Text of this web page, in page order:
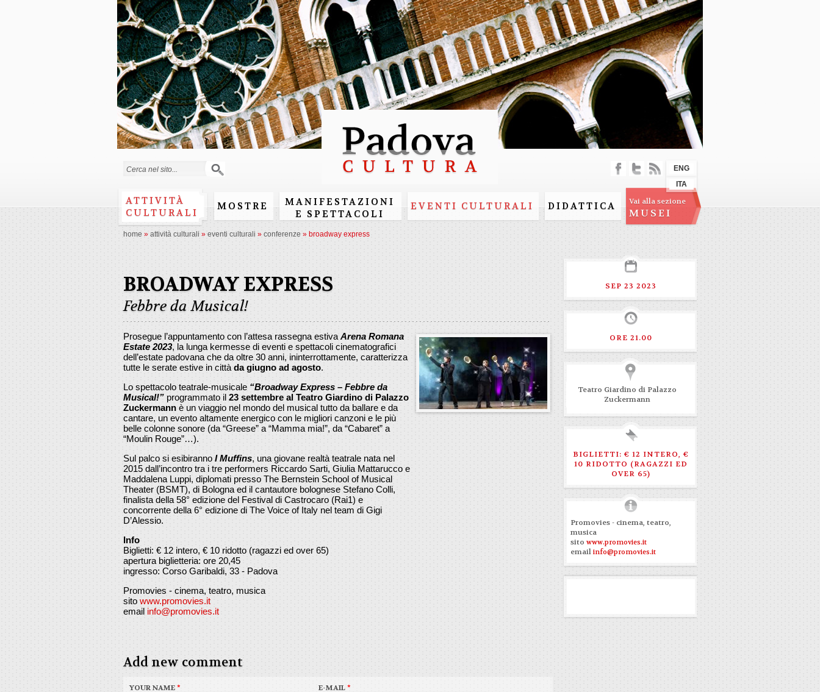
Skip to
main
content
ATTIVITÀ
CULTURALI
MOSTRE
MANIFESTAZIONI
E SPETTACOLI
EVENTI CULTURALI DIDATTICA Vai alla sezione
MUSEI
ENG
ITA
home » attività culturali » eventi culturali » conferenze » broadway express
BROADWAY EXPRESS
Febbre da Musical!
Prosegue l’appuntamento con l’attesa rassegna estiva Arena Romana
Estate 2023, la lunga kermesse di eventi e spettacoli cinematografici
dell’estate padovana che da oltre 30 anni, ininterrottamente, caratterizza
tutte le serate estive in città da giugno ad agosto.
Lo spettacolo teatrale-musicale “Broadway Express – Febbre da
Musical!” programmato il 23 settembre al Teatro Giardino di Palazzo
Zuckermann è un viaggio nel mondo del musical tutto da ballare e da
cantare, un evento altamente energico con le migliori canzoni e le più
belle colonne sonore (da “Greese” a “Mamma mia!”, da “Cabaret” a
“Moulin Rouge”…).
Sul palco si esibiranno I Muffins, una giovane realtà teatrale nata nel
2015 dall’incontro tra i tre performers Riccardo Sarti, Giulia Mattarucco e
Maddalena Luppi, diplomati presso The Bernstein School of Musical
Theater (BSMT), di Bologna ed il cantautore bolognese Stefano Colli,
finalista della 58° edizione del Festival di Castrocaro (Rai1) e
concorrente della 6° edizione di The Voice of Italy nel team di Gigi
D’Alessio.
Info
Biglietti: € 12 intero, € 10 ridotto (ragazzi ed over 65)
apertura biglietteria: ore 20,45
ingresso: Corso Garibaldi, 33 - Padova
Promovies - cinema, teatro, musica
sito www.promovies.it
email info@promovies.it
SEP 23 2023
ORE 21.00
Teatro Giardino di Palazzo
Zuckermann
BIGLIETTI: € 12 INTERO, €
10 RIDOTTO (RAGAZZI ED
OVER 65)
Promovies - cinema, teatro,
musica
sito www.promovies.it
email info@promovies.it
Add new comment
YOUR NAME* E-MAIL*